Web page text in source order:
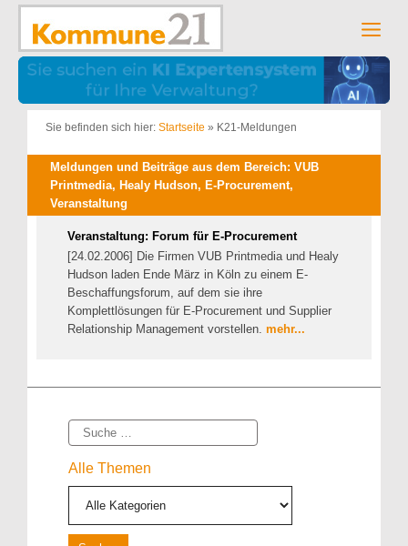
Zum
springen
Sie befinden sich hier: Startseite » K21-Meldungen
Meldungen und Beiträge aus dem Bereich: VUB
Printmedia, Healy Hudson, E-Procurement,
Veranstaltung
Veranstaltung: Forum für E-Procurement
[24.02.2006] Die Firmen VUB Printmedia und Healy
Hudson laden Ende März in Köln zu einem E-
Beschaffungsforum, auf dem sie ihre
Komplettlösungen für E-Procurement und Supplier
Relationship Management vorstellen. mehr...
Suche
Alle Themen